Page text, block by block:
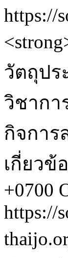
https://
วัตถุปร
วิชากา
กิจการ
เกี่ยวข้
+0700
https://